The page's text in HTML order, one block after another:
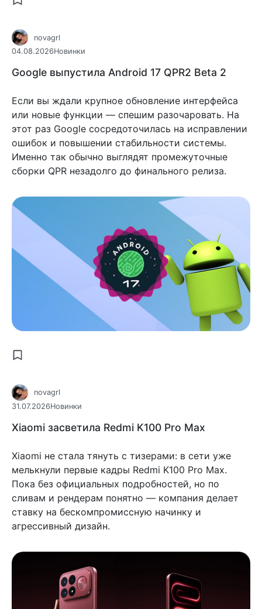
novagrl
04.08.2026Новинки
Google выпустила Android 17 QPR2 Beta 2
Если вы ждали крупное обновление интерфейса
или новые функции — спешим разочаровать. На
этот раз Google сосредоточилась на исправлении
ошибок и повышении стабильности системы.
Именно так обычно выглядят промежуточные
сборки QPR незадолго до финального релиза.
novagrl
31.07.2026Новинки
Xiaomi засветила Redmi K100 Pro Max
Xiaomi не стала тянуть с тизерами: в сети уже
мелькнули первые кадры Redmi K100 Pro Max.
Пока без официальных подробностей, но по
сливам и рендерам понятно — компания делает
ставку на бескомпромиссную начинку и
агрессивный дизайн.